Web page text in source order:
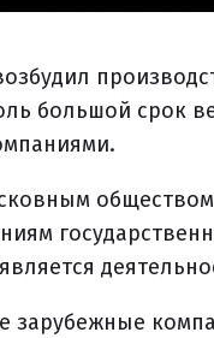
большой срок